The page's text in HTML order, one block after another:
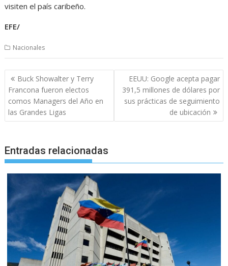
visiten el país caribeño.
EFE/
Nacionales
Navegación
de
entradas
Buck Showalter y Terry
Francona fueron electos
comos Managers del Año en
las Grandes Ligas
EEUU: Google acepta pagar
391,5 millones de dólares por
sus prácticas de seguimiento
de ubicación
Entradas relacionadas